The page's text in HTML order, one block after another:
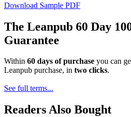
Download Sample PDF
The Leanpub 60 Day
Guarantee
Within 60 days of purchase you can
Leanpub purchase, in two clicks.
See full terms...
Readers Also Bought